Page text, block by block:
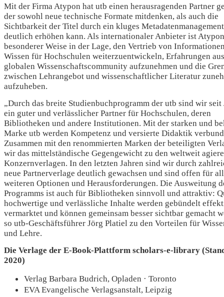
Mit der Firma Atypon hat utb einen herausragenden Partner
der sowohl neue technische Formate mitdenken, als auch die
Sichtbarkeit der Titel durch ein kluges Metadatenmanagement
deutlich erhöhen kann. Als internationaler Anbieter ist
besonderer Weise in der Lage, den Vertrieb von
Wissen für Hochschulen weiterzuentwickeln, Erfahrungen
globalen Wissenschaftscommunity aufzunehmen und die
zwischen Lehrangebot und wissenschaftlicher Literatur
aufzuheben.
„Durch das breite Studienbuchprogramm der utb sind wir seit
ein guter und verlässlicher Partner für Hochschulen, deren
Bibliotheken und andere Institutionen. Mit der starken und
Marke utb werden Kompetenz und versierte Didaktik
Zusammen mit den renommierten Marken der beteiligten
wir das mittelständische Gegengewicht zu den weltweit
Konzernverlagen. In den letzten Jahren sind wir durch
neue Partnerverlage deutlich gewachsen und sind offen für
weiteren Optionen und Herausforderungen. Die Ausweitung
Programms ist auch für Bibliotheken sinnvoll und attraktiv:
hochwertige und verlässliche Inhalte werden gebündelt
vermarktet und können gemeinsam besser sichtbar gemacht
so utb-Geschäftsführer Jörg Platiel zu den Vorteilen für
und Lehre.
Die Verlage der E-Book-Plattform scholars-e-library
2020)
Verlag Barbara Budrich, Opladen · Toronto
EVA Evangelische Verlagsanstalt, Leipzig